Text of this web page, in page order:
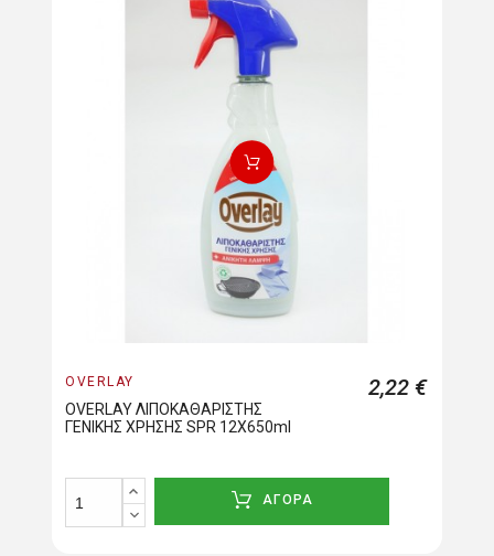
OVERLAY
OVERLAY ΛΙΠΟΚΑΘΑΡΙΣΤΗΣ
ΓΕΝΙΚΗΣ ΧΡΗΣΗΣ SPR 12X650ml
2,22 €
ΑΓΟΡΑ